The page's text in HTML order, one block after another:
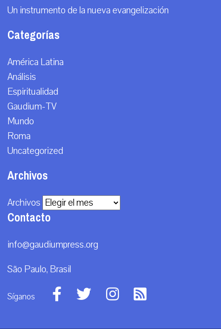
Un instrumento de la nueva evangelización
Categorías
América Latina
Análisis
Espiritualidad
Gaudium-TV
Mundo
Roma
Uncategorized
Archivos
Archivos
Contacto
info@gaudiumpress.org
São Paulo, Brasil
Síganos